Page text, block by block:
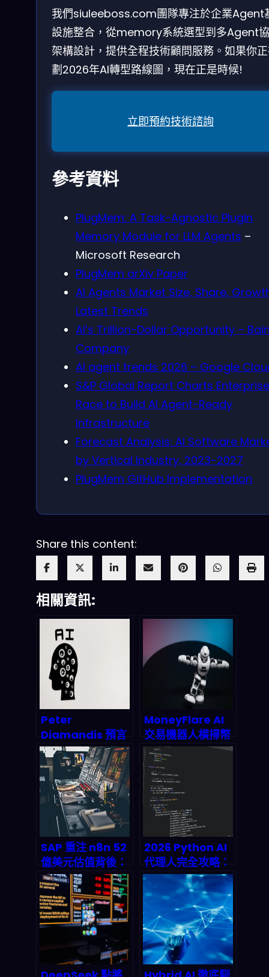
我們siuleeboss.com團隊專注於企業Agent
設施整合，從memory系統選型到多Agent
架構設計，提供全程技術顧問服務。如果你
劃2026年AI轉型路線圖，現在正是時候!
立即預約技術諮詢
參考資料
PlugMem: A Task-Agnostic Plugin
Memory Module for LLM Agents –
Microsoft Research
PlugMem arXiv Paper
AI Agents Market Size, Share,
Latest Trends
AI’s Trillion-Dollar Opportunity –
Company
AI agent trends 2026 – Google
S&P Global Report Charts Enterprise
Race to Build AI Agent-Ready
Infrastructure
Forecast Analysis: AI Software
by Vertical Industry, 2023-2027
PlugMem GitHub Implementation
Share this content:
相關資訊:
Peter
Diamandis 預言
成真：AI 如何在 3
年內徹底拆解再重
組每一份工作的底
層邏輯
MoneyFlare AI
交易機器人橫掃幣
圈：2026 自動量
化是否取代散戶盯
盤？從 80K 美元
到 7×24 全自動佈
局的終極操作指南
SAP 重注 n8n 52
億美元估值背後：
AI 工作流編排如何
成為 2026 年被動
收入帝國的隱形地
基
2026 Python AI
代理人完全攻略：
從架構設計到雲端
部署的實戰藍圖